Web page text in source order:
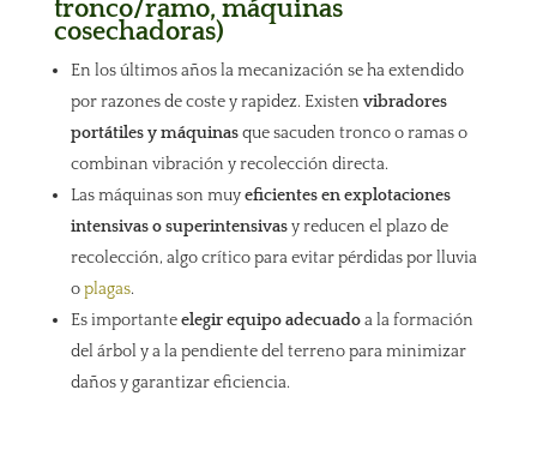
tronco/ramo, máquinas
cosechadoras)
En los últimos años la mecanización se ha extendido
por razones de coste y rapidez. Existen vibradores
portátiles y máquinasque sacuden tronco o ramas o
combinan vibración y recolección directa.
Las máquinas son muyeficientes en explotaciones
intensivas o superintensivasy reducen el plazo de
recolección, algo crítico para evitar pérdidas por lluvia
oplagas.
Es importanteelegir equipo adecuadoa la formación
del árbol y a la pendiente del terreno para minimizar
daños y garantizar eficiencia.